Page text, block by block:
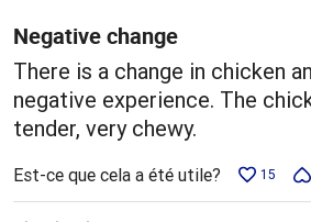
Negative change
There is a change in chicken
negative experience. The
tender, very chewy.
Est-ce que cela a été utile? 15